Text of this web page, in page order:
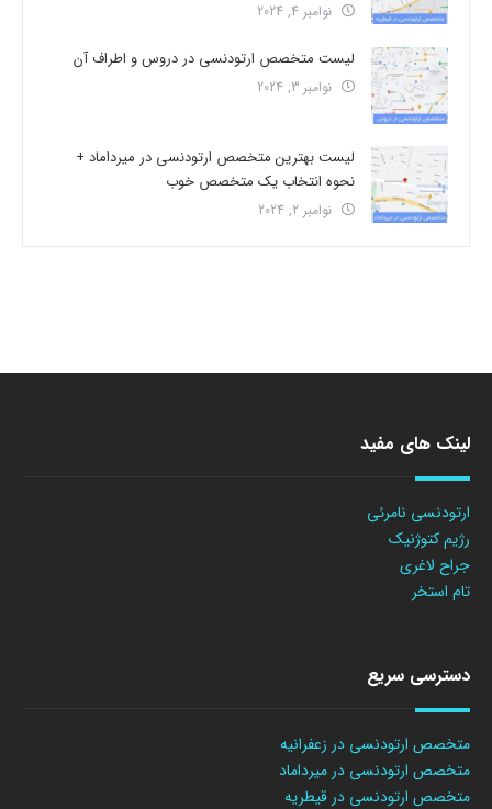
نوامبر 4, 2024
لیست متخصص ارتودنسی در دروس و اطراف آن
نوامبر 3, 2024
لیست بهترین متخصص ارتودنسی در میرداماد +
نحوه انتخاب یک متخصص خوب
نوامبر 2, 2024
لینک های مفید
ارتودنسی نامرئی
رژیم کتوژنیک
جراح لاغری
تام استخر
دسترسی سریع
متخصص ارتودنسی در زعفرانیه
متخصص ارتودنسی در میرداماد
متخصص ارتودنسی در قیطریه